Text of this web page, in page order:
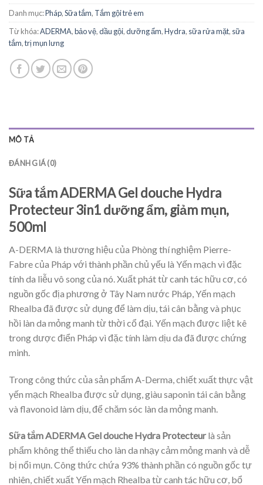
Danh mục:Pháp,Sữa tắm, Tắm gội trẻ em
Từ khóa:ADERMA,bảo vệ,dầu gội,dưỡng ẩm,Hydra, sữa rửa mặt, sữa
tắm,trị mụn lưng
MÔ TẢ
ĐÁNH GIÁ (0)
Sữa tắm ADERMA Gel douche Hydra
Protecteur 3in1 dưỡng ẩm, giảm mụn,
500ml
A-DERMA là thương hiệu của Phòng thí nghiệm Pierre-
Fabre của Pháp với thành phần chủ yếu là Yến mạch vì đặc
tính da liễu vô song của nó. Xuất phát từ canh tác hữu cơ, có
nguồn gốc địa phương ở Tây Nam nước Pháp, Yến mạch
Rhealba đã được sử dụng để làm dịu, tái cân bằng và phục
hồi làn da mỏng manh từ thời cổ đại. Yến mạch được liệt kê
trong dược điển Pháp vì đặc tính làm dịu da đã được chứng
minh.
Trong công thức của sản phẩm A-Derma, chiết xuất thực vật
yến mạch Rhealba được sử dụng, giàu saponin tái cân bằng
và flavonoid làm dịu, để chăm sóc làn da mỏng manh.
Sữa tắm ADERMA Gel douche Hydra Protecteur là sản
phẩm không thể thiếu cho làn da nhạy cảm mỏng manh và dễ
bị nổi mụn. Công thức chứa 93% thành phần có nguồn gốc tự
nhiên, chiết xuất Yến mạch Rhealba từ canh tác hữu cơ, bổ